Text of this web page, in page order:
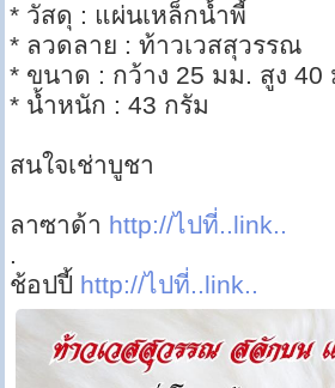
* วัสดุ : แผ่นเหล็กน้ำพี้
* ลวดลาย : ท้าวเวสสุวรรณ
* ขนาด : กว้าง 25 มม. สูง
* น้ำหนัก : 43 กรัม
สนใจเช่าบูชา
ลาซาด้า http://ไปที่..link..
.
ช้อปปี้ http://ไปที่..link..